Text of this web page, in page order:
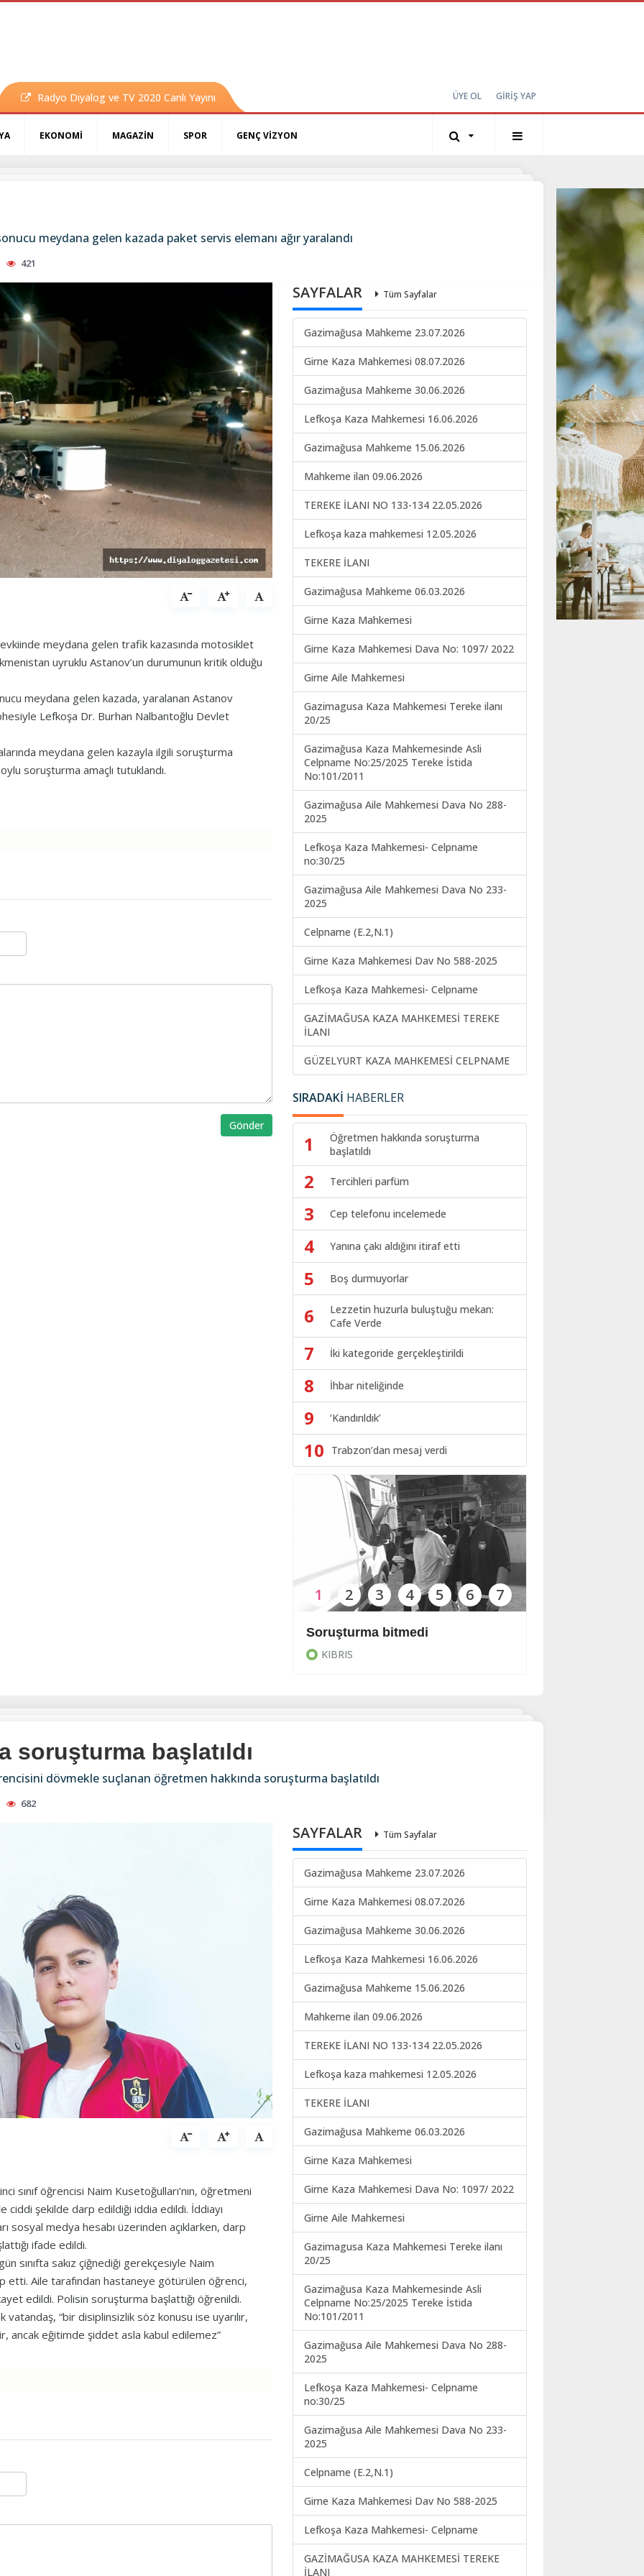
Radyo Diyalog ve TV 2020 Canlı Yayını ÜYE OL GİRİŞ YAP
EKONOMİ MAGAZİN SPOR GENÇ VİZYON
meydana gelen kazada paket servis elemanı ağır yaralandı
421
meydana gelen trafik kazasında motosiklet
uyruklu Astanov’un durumunun kritik olduğu
meydana gelen kazada, yaralanan Astanov
Lefkoşa Dr. Burhan Nalbantoğlu Devlet
meydana gelen kazayla ilgili soruşturma
soruşturma amaçlı tutuklandı.
Gönder
SAYFALAR Tüm Sayfalar
Gazimağusa Mahkeme 23.07.2026
Girne Kaza Mahkemesi 08.07.2026
Gazimağusa Mahkeme 30.06.2026
Lefkoşa Kaza Mahkemesi 16.06.2026
Gazimağusa Mahkeme 15.06.2026
Mahkeme ilan 09.06.2026
TEREKE İLANI NO 133-134 22.05.2026
Lefkoşa kaza mahkemesi 12.05.2026
TEKERE İLANI
Gazimağusa Mahkeme 06.03.2026
Girne Kaza Mahkemesi
Girne Kaza Mahkemesi Dava No: 1097/ 2022
Girne Aile Mahkemesi
Gazimagusa Kaza Mahkemesi Tereke ilanı
20/25
Gazimağusa Kaza Mahkemesinde Asli
Celpname No:25/2025 Tereke İstida
No:101/2011
Gazimağusa Aile Mahkemesi Dava No 288-
2025
Lefkoşa Kaza Mahkemesi- Celpname
no:30/25
Gazimağusa Aile Mahkemesi Dava No 233-
2025
Celpname (E.2,N.1)
Girne Kaza Mahkemesi Dav No 588-2025
Lefkoşa Kaza Mahkemesi- Celpname
GAZİMAĞUSA KAZA MAHKEMESİ TEREKE
İLANI
GÜZELYURT KAZA MAHKEMESİ CELPNAME
SIRADAKİ HABERLER
1
Öğretmen hakkında soruşturma
başlatıldı
2 Tercihleri parfüm
3 Cep telefonu incelemede
4 Yanına çakı aldığını itiraf etti
5 Boş durmuyorlar
6
Lezzetin huzurla buluştuğu mekan:
Cafe Verde
7 İki kategoride gerçekleştirildi
8 İhbar niteliğinde
9 ‘Kandırıldık’
10 Trabzon’dan mesaj verdi
Soruşturma bitmedi
KIBRIS
1 2 3 4 5 6 7
soruşturma başlatıldı
dövmekle suçlanan öğretmen hakkında soruşturma başlatıldı
682
sınıf öğrencisi Naim Kusetoğulları’nın, öğretmeni
ciddi şekilde darp edildiği iddia edildi. İddiayı
sosyal medya hesabı üzerinden açıklarken, darp
ifade edildi.
sınıfta sakız çiğnediği gerekçesiyle Naim
etti. Aile tarafından hastaneye götürülen öğrenci,
edildi. Polisin soruşturma başlattığı öğrenildi.
“bir disiplinsizlik söz konusu ise uyarılır,
ancak eğitimde şiddet asla kabul edilemez”
SAYFALAR Tüm Sayfalar
Gazimağusa Mahkeme 23.07.2026
Girne Kaza Mahkemesi 08.07.2026
Gazimağusa Mahkeme 30.06.2026
Lefkoşa Kaza Mahkemesi 16.06.2026
Gazimağusa Mahkeme 15.06.2026
Mahkeme ilan 09.06.2026
TEREKE İLANI NO 133-134 22.05.2026
Lefkoşa kaza mahkemesi 12.05.2026
TEKERE İLANI
Gazimağusa Mahkeme 06.03.2026
Girne Kaza Mahkemesi
Girne Kaza Mahkemesi Dava No: 1097/ 2022
Girne Aile Mahkemesi
Gazimagusa Kaza Mahkemesi Tereke ilanı
20/25
Gazimağusa Kaza Mahkemesinde Asli
Celpname No:25/2025 Tereke İstida
No:101/2011
Gazimağusa Aile Mahkemesi Dava No 288-
2025
Lefkoşa Kaza Mahkemesi- Celpname
no:30/25
Gazimağusa Aile Mahkemesi Dava No 233-
2025
Celpname (E.2,N.1)
Girne Kaza Mahkemesi Dav No 588-2025
Lefkoşa Kaza Mahkemesi- Celpname
GAZİMAĞUSA KAZA MAHKEMESİ TEREKE
İLANI